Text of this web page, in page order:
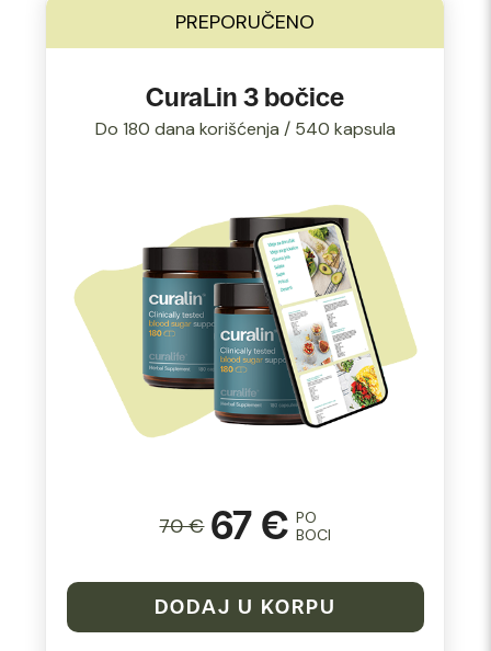
PREPORUČENO
CuraLin 3 bočice
Do 180 dana korišćenja / 540 kapsula
70 € 67 € PO
BOCI
DODAJ U KORPU